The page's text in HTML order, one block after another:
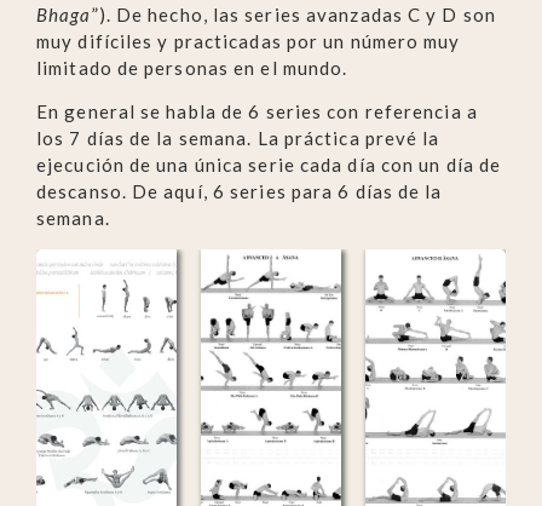
Bhaga”). De hecho, las series avanzadas C y D son
muy difíciles y practicadas por un número muy
limitado de personas en el mundo.
En general se habla de 6 series con referencia a
los 7 días de la semana. La práctica prevé la
ejecución de una única serie cada día con un día de
descanso. De aquí, 6 series para 6 días de la
semana.